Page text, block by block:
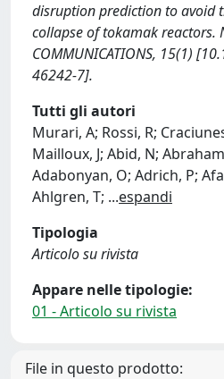
disruption prediction to avoid
collapse of tokamak reactors.
COMMUNICATIONS, 15(1)
46242-7].
Tutti gli autori
Murari, A; Rossi, R;
Mailloux, J; Abid, N;
Adabonyan, O; Adrich, P;
Ahlgren, T; ...espandi
Tipologia
Articolo su rivista
Appare nelle tipologie:
01 - Articolo su rivista
File in questo prodotto: